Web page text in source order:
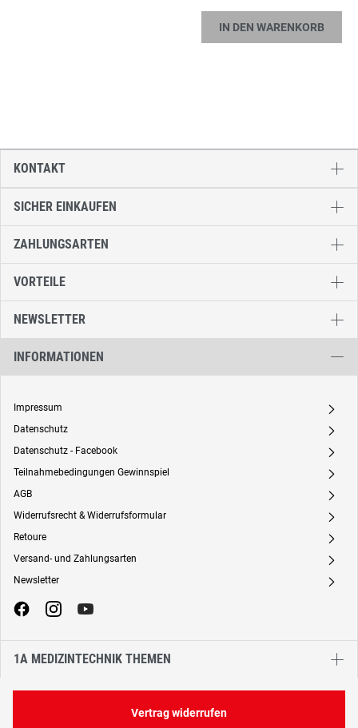
IN DEN WARENKORB
SICHER EINKAUFEN
ZAHLUNGSARTEN
VORTEILE
NEWSLETTER
INFORMATIONEN
Impressum A
Datenschutz A
Datenschutz - Facebook A
Teilnahmebedingungen Gewinnspiel A
AGB A
Widerrufsrecht & Widerrufsformular A
Retoure A
Versand- und Zahlungsarten A
Newsletter A
1A MEDIZINTECHNIK THEMEN
KONTAKT
Vertrag widerrufen